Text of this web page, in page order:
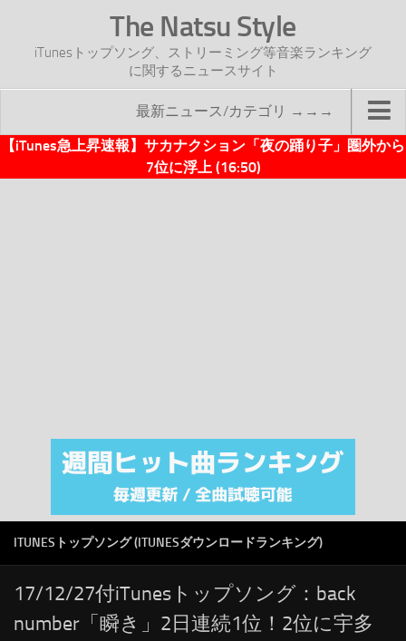
The Natsu Style
iTunesトップソング、ストリーミング等音楽ランキング
に関するニュースサイト
最新ニュース/カテゴリ →→→
TOP
注目カテゴリ
オリジナルiTunes週間トップソング
RSS
LINKS
【iTunes急上昇速報】サカナクション「夜の踊り子」圏外から
7位に浮上 (16:50)
ITUNESトップソング (ITUNESダウンロードランキング)
17/12/27付iTunesトップソング：back
number「瞬き」2日連続1位！2位に宇多